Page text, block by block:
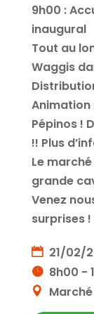
9h00 :
inaugural
Tout au
Waggis
Animation
Pépinos !
!! Plus
Le
grande
Venez
surprises !
21/02/
8h00 -